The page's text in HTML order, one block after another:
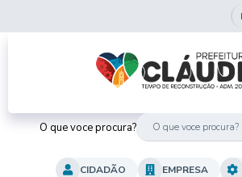
O que voce procura?
CIDADÃO EMPRESA